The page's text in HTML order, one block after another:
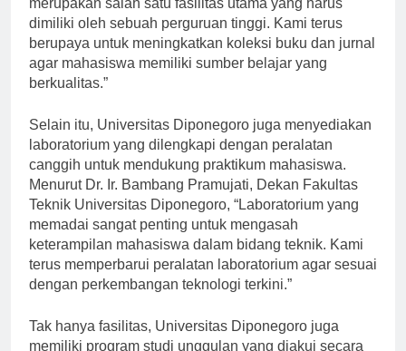
merupakan salah satu fasilitas utama yang harus
dimiliki oleh sebuah perguruan tinggi. Kami terus
berupaya untuk meningkatkan koleksi buku dan jurnal
agar mahasiswa memiliki sumber belajar yang
Selain itu, Universitas Diponegoro juga menyediakan
laboratorium yang dilengkapi dengan peralatan
canggih untuk mendukung praktikum mahasiswa.
Menurut Dr. Ir. Bambang Pramujati, Dekan Fakultas
Teknik Universitas Diponegoro, “Laboratorium yang
memadai sangat penting untuk mengasah
keterampilan mahasiswa dalam bidang teknik. Kami
terus memperbarui peralatan laboratorium agar sesuai
Tak hanya fasilitas, Universitas Diponegoro juga